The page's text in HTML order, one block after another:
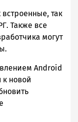
так
Также все
могут
Android
к новой